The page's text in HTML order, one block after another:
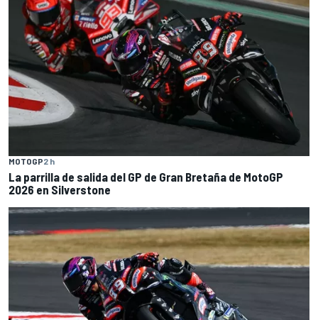
MOTOGP2 h
La parrilla de salida del GP de Gran Bretaña de MotoGP
2026 en Silverstone